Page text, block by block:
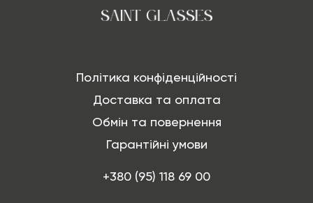
Політика конфіденційності
Доставка та оплата
Обмін та повернення
Гарантійні умови
+380 (95) 118 69 00